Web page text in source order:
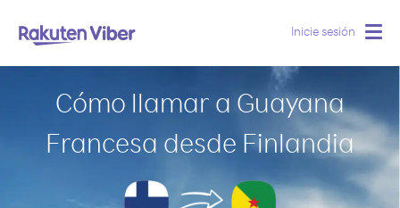
Inicie sesión
Cómo llamar a Guayana
Francesa desde Finlandia